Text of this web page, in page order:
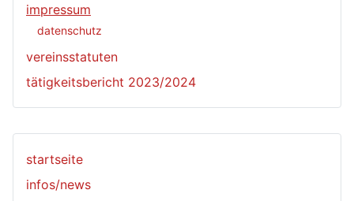
startseite
infos/news
impressum
datenschutz
vereinsstatuten
tätigkeitsbericht 2023/2024